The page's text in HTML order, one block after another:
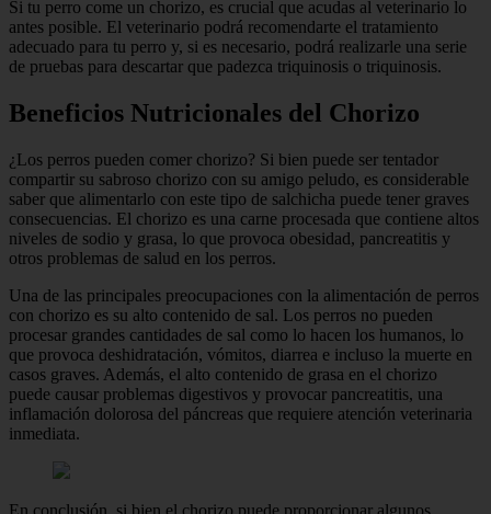
Si tu perro come un chorizo, es crucial que acudas al veterinario lo
antes posible. El veterinario podrá recomendarte el tratamiento
adecuado para tu perro y, si es necesario, podrá realizarle una serie
de pruebas para descartar que padezca triquinosis o triquinosis.
Beneficios Nutricionales del Chorizo
¿Los perros pueden comer chorizo? Si bien puede ser tentador
compartir su sabroso chorizo con su amigo peludo, es considerable
saber que alimentarlo con este tipo de salchicha puede tener graves
consecuencias. El chorizo es una carne procesada que contiene altos
niveles de sodio y grasa, lo que provoca obesidad, pancreatitis y
otros problemas de salud en los perros.
Una de las principales preocupaciones con la alimentación de perros
con chorizo es su alto contenido de sal. Los perros no pueden
procesar grandes cantidades de sal como lo hacen los humanos, lo
que provoca deshidratación, vómitos, diarrea e incluso la muerte en
casos graves. Además, el alto contenido de grasa en el chorizo
puede causar problemas digestivos y provocar pancreatitis, una
inflamación dolorosa del páncreas que requiere atención veterinaria
inmediata.
En conclusión, si bien el chorizo puede proporcionar algunos